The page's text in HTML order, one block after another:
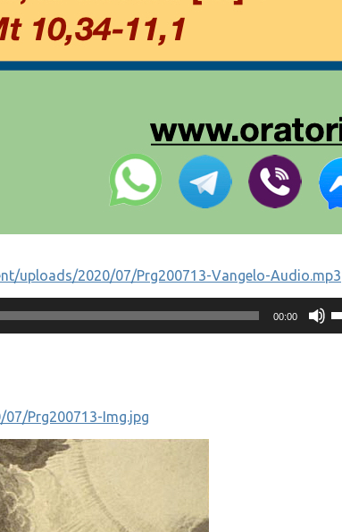
uploads/2020/07/Prg200713-Vangelo-Audio.mp3
00:00
i
Prg200713-Img.jpg